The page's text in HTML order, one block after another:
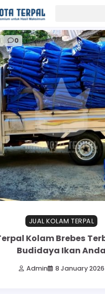
0
JUAL KOLAM TERPAL
Kolam Brebes
Budidaya Ikan Anda
Admin 8 January 2026